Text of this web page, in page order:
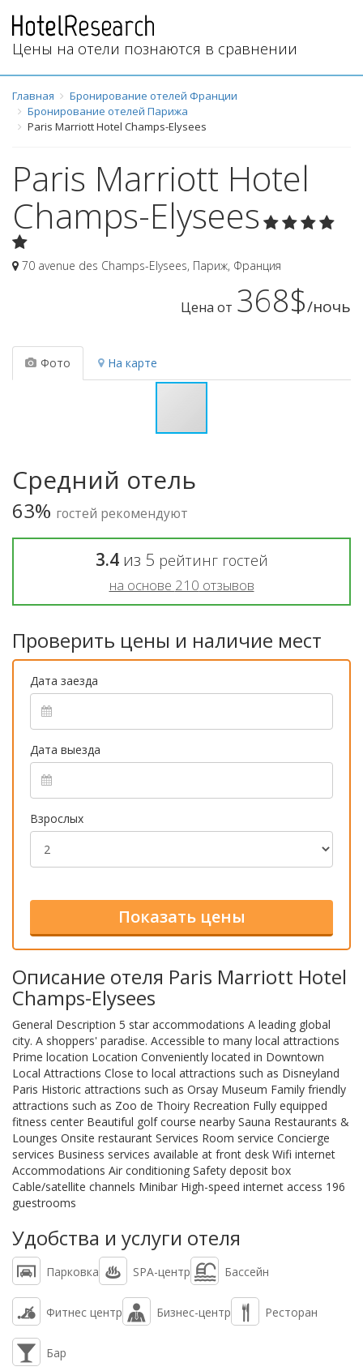
Цены на отели познаются в сравнении
Главная
Бронирование отелей Франции
Бронирование отелей Парижа
Paris Marriott Hotel Champs-Elysees
Paris Marriott Hotel
Champs-Elysees
70 avenue des Champs-Elysees, Париж, Франция
Цена от 368$/ночь
Фото На карте
Средний отель
63% гостей рекомендуют
3.4из 5 рейтинг гостей
на основе 210 отзывов
Проверить цены и наличие мест
Дата заезда
Дата выезда
Взрослых
Описание отеля Paris Marriott Hotel
Champs-Elysees
General Description 5 star accommodations A leading global
city. A shoppers' paradise. Accessible to many local attractions
Prime location Location Conveniently located in Downtown
Local Attractions Close to local attractions such as Disneyland
Paris Historic attractions such as Orsay Museum Family friendly
attractions such as Zoo de Thoiry Recreation Fully equipped
fitness center Beautiful golf course nearby Sauna Restaurants &
Lounges Onsite restaurant Services Room service Concierge
services Business services available at front desk Wifi internet
Accommodations Air conditioning Safety deposit box
Cable/satellite channels Minibar High-speed internet access 196
guestrooms
Удобства и услуги отеля
Парковка SPA-центр Бассейн
Фитнес центр Бизнес-центр Ресторан
Бар